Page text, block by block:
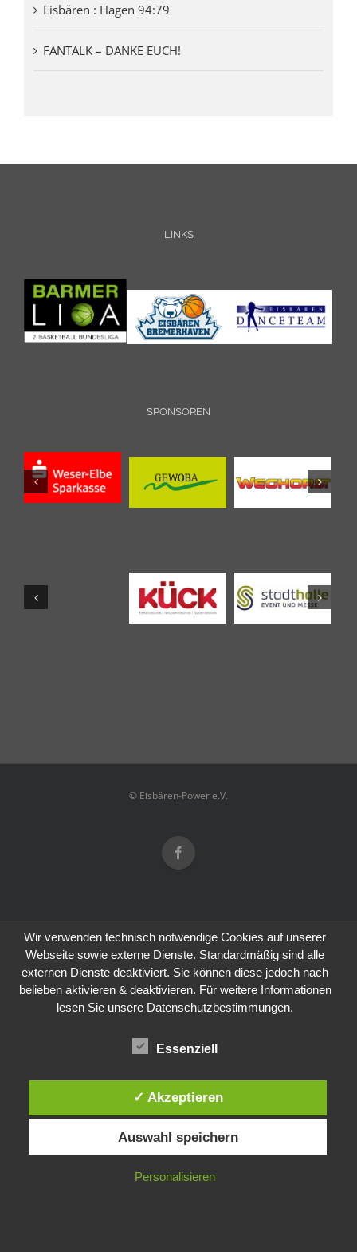
Eisbären : Hagen 94:79
FANTALK – DANKE EUCH!
LINKS
SPONSOREN
© Eisbären-Power e.V.
Wir verwenden technisch notwendige Cookies auf unserer
Webseite sowie externe Dienste. Standardmäßig sind alle
externen Dienste deaktiviert. Sie können diese jedoch nach
belieben aktivieren & deaktivieren. Für weitere Informationen
lesen Sie unsere Datenschutzbestimmungen.
Essenziell
✓ Akzeptieren
Auswahl speichern
Personalisieren